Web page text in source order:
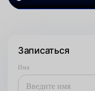
Записаться
Имя